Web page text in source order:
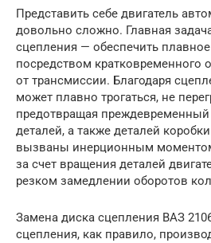
Представить себе двигатель
довольно сложно. Главная
сцепления — обеспечить
посредством кратковременного
от трансмиссии. Благодаря
может плавно трогаться, не
предотвращая преждевременный
деталей, а также деталей
вызваны инерционным
за счет вращения деталей
резком замедлении оборотов
Замена диска сцепления ВАЗ
сцепления, как правило,